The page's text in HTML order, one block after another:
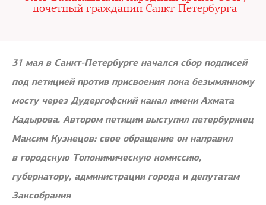
почетный гражданин Санкт-Петербурга
31 мая в Санкт-Петербурге начался сбор подписей
под петицией против присвоения пока безымянному
мосту через Дудергофский канал имени Ахмата
Кадырова. Автором петиции выступил петербуржец
Максим Кузнецов: свое обращение он направил
в городскую Топонимическую комиссию,
губернатору, администрации города и депутатам
Заксобрания